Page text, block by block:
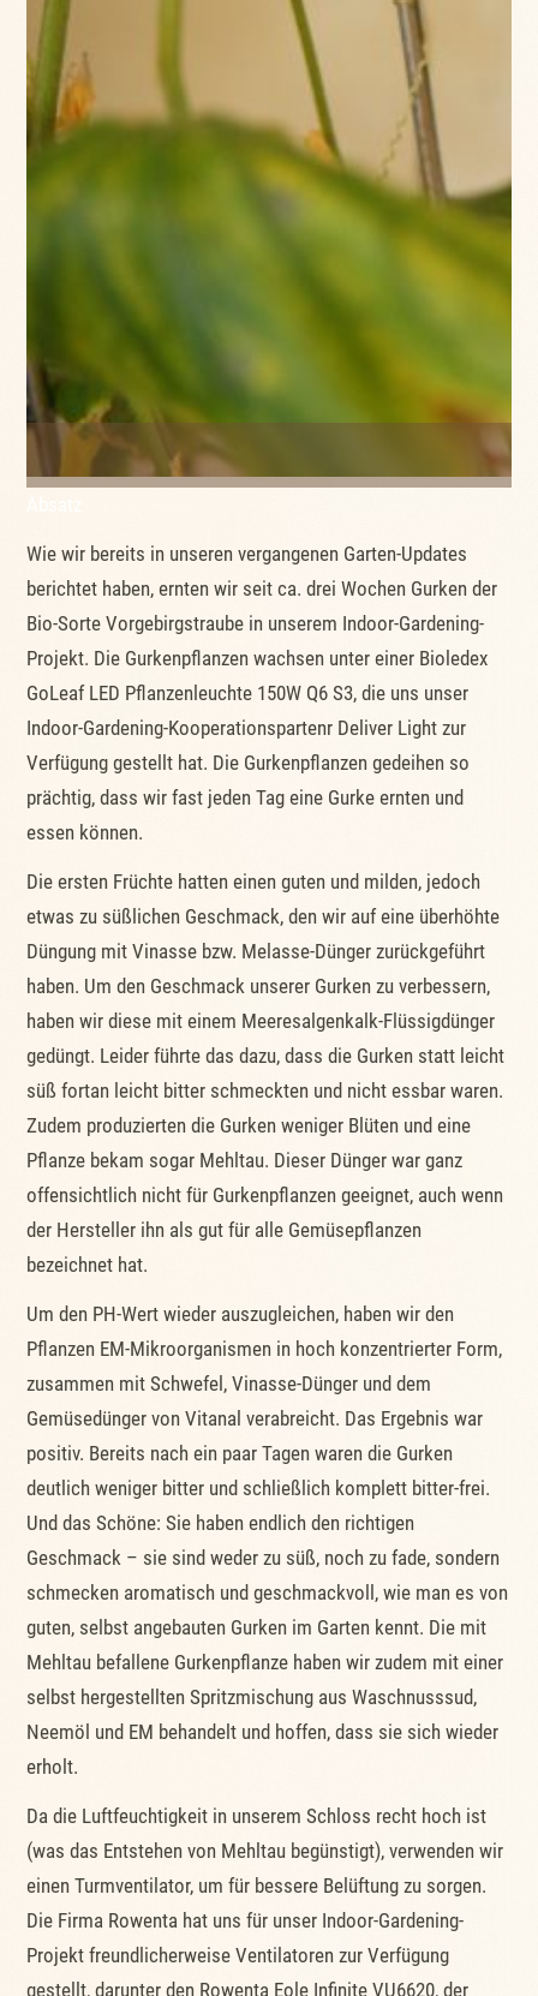
Wie wir bereits in unseren vergangenen Garten-Updates
berichtet haben, ernten wir seit ca. drei Wochen Gurken der
Bio-Sorte Vorgebirgstraube in unserem Indoor-Gardening-
Projekt. Die Gurkenpflanzen wachsen unter einer Bioledex
GoLeaf LED Pflanzenleuchte 150W Q6 S3, die uns unser
Indoor-Gardening-Kooperationspartenr Deliver Light zur
Verfügung gestellt hat. Die Gurkenpflanzen gedeihen so
prächtig, dass wir fast jeden Tag eine Gurke ernten und
essen können.
Die ersten Früchte hatten einen guten und milden, jedoch
etwas zu süßlichen Geschmack, den wir auf eine überhöhte
Düngung mit Vinasse bzw. Melasse-Dünger zurückgeführt
haben. Um den Geschmack unserer Gurken zu verbessern,
haben wir diese mit einem Meeresalgenkalk-Flüssigdünger
gedüngt. Leider führte das dazu, dass die Gurken statt leicht
süß fortan leicht bitter schmeckten und nicht essbar waren.
Zudem produzierten die Gurken weniger Blüten und eine
Pflanze bekam sogar Mehltau. Dieser Dünger war ganz
offensichtlich nicht für Gurkenpflanzen geeignet, auch wenn
der Hersteller ihn als gut für alle Gemüsepflanzen
bezeichnet hat.
Um den PH-Wert wieder auszugleichen, haben wir den
Pflanzen EM-Mikroorganismen in hoch konzentrierter Form,
zusammen mit Schwefel, Vinasse-Dünger und dem
Gemüsedünger von Vitanal verabreicht. Das Ergebnis war
positiv. Bereits nach ein paar Tagen waren die Gurken
deutlich weniger bitter und schließlich komplett bitter-frei.
Und das Schöne: Sie haben endlich den richtigen
Geschmack – sie sind weder zu süß, noch zu fade, sondern
schmecken aromatisch und geschmackvoll, wie man es von
guten, selbst angebauten Gurken im Garten kennt. Die mit
Mehltau befallene Gurkenpflanze haben wir zudem mit einer
selbst hergestellten Spritzmischung aus Waschnusssud,
Neemöl und EM behandelt und hoffen, dass sie sich wieder
erholt.
Da die Luftfeuchtigkeit in unserem Schloss recht hoch ist
(was das Entstehen von Mehltau begünstigt), verwenden wir
einen Turmventilator, um für bessere Belüftung zu sorgen.
Die Firma Rowenta hat uns für unser Indoor-Gardening-
Projekt freundlicherweise Ventilatoren zur Verfügung
gestellt, darunter den Rowenta Eole Infinite VU6620, der